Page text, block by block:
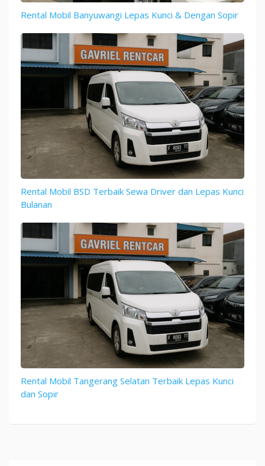
Rental Mobil Banyuwangi Lepas Kunci & Dengan Sopir
Rental Mobil BSD Terbaik Sewa Driver dan Lepas Kunci
Bulanan
Rental Mobil Tangerang Selatan Terbaik Lepas Kunci
dan Sopir